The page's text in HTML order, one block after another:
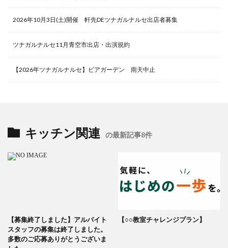
2026年10月3日(土)開催 軒先DEツナガルナルセ出店者募集
ツナガルナルセ11月青空市出店・出演規約
【2026年ツナガルナルセ】ビアガーデン 雨天中止
キッチン関連 の最新記事8件
【募集終了しました】アルバイト
スタッフの募集は終了しました。
多数のご応募ありがとうございま
【○○教室チャレンジプラン】